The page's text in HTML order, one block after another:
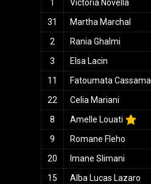
1
Victoria Novella
31
Martha Marchal
2
Rania Ghalmi
3
Elsa Lacin
11
Fatoumata Cassama
22
Celia Mariani
8
Amelle Louati
9
Romane Fleho
20
Imane Slimani
15
Alba Lucas Lazaro